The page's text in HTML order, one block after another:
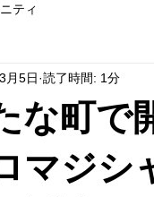
ティ
な町で
マジシ
月5日 読了時間: 1分